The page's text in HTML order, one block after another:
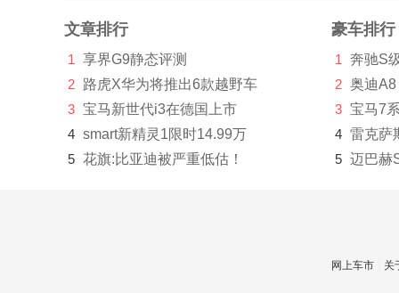
东风瑞泰特(149)
东风小康(4176)
东风奕派(1002)
东南(15882)
DS(11477)
文章排行
1
享界G9静态评测
2 路虎X华为将推出6款越野车
3 宝马新世代i3在德国上市
4 smart新精灵1限时14.99万
5 花旗:比亚迪被严重低估！
豪车排行
1 奔驰S
2 奥迪A8
3 宝马7系
4 雷克萨
5 迈巴赫
网上车市 关